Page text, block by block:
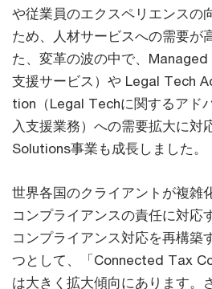
や従業員のエクスペリエンスの
ため、人材サービスへの需要が
た、変革の波の中で、
支援サービス）や Legal Tech
tion（Legal Techに関するアド
入支援業務）への需要拡大に対
Solutions事業も成長しました。
世界各国のクライアントが複雑
コンプライアンスの責任に対応
コンプライアンス対応を再構築
つとして、「Connected Tax
は大きく拡大傾向にあります。